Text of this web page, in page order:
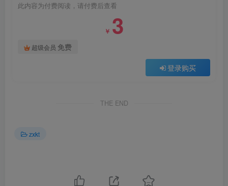
此内容为付费阅读，请付费后查看
￥ 3
超级会员 免费
登录购买
THE END
zxkt